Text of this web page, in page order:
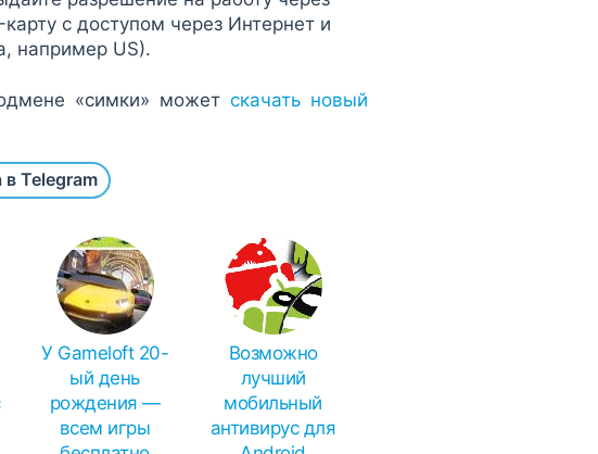
с доступом через Интернет и
например US).
«симки» может скачать новый
в Telegram
У Gameloft 20-
ый день
рождения —
всем игры
Возможно
лучший
мобильный
антивирус для